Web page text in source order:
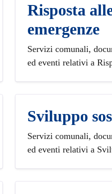
Risposta
emergenze
Servizi comunali,
ed eventi relativi a
Sviluppo
Servizi comunali,
ed eventi relativi a